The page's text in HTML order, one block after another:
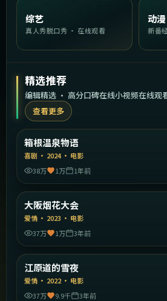
综艺
真人秀脱口秀 · 在线观看
动漫
新番
精选推荐
编辑精选 · 高分口碑在线小视频在线观
查看更多
精选
箱根温泉物语
喜剧 · 2024· 电影
38万
1万 1年前
精选
大阪烟花大会
爱情 · 2023 · 电影
37万
1万 3年前
精选
江原道的雪夜
爱情 · 2022 · 电影
37万
9.9千 3年前